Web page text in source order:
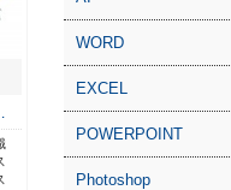
WORD
EXCEL
POWERPOINT
Photoshop